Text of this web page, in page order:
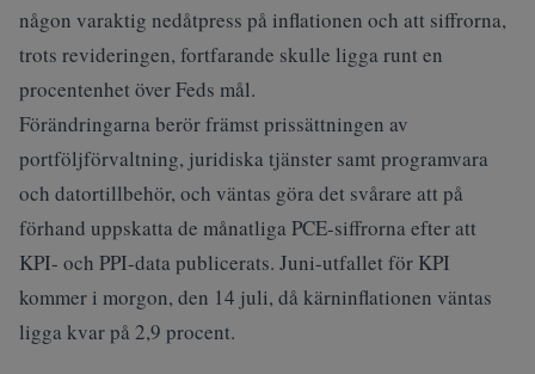
någon varaktig nedåtpress på inflationen och att siffrorna,
trots revideringen, fortfarande skulle ligga runt en
procentenhet över Feds mål.
Förändringarna berör främst prissättningen av
portföljförvaltning, juridiska tjänster samt programvara
och datortillbehör, och väntas göra det svårare att på
förhand uppskatta de månatliga PCE-siffrorna efter att
KPI- och PPI-data publicerats. Juni-utfallet för KPI
kommer i morgon, den 14 juli, då kärninflationen väntas
ligga kvar på 2,9 procent.